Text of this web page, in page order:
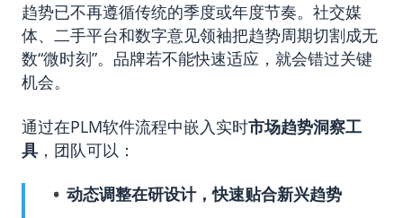
趋势已不再遵循传统的季度或年度节奏。社交媒
体、二手平台和数字意见领袖把趋势周期切割成无
数“微时刻”。品牌若不能快速适应，就会错过关键
机会。
通过在PLM软件流程中嵌入实时市场趋势洞察工
具 ，团队可以：
动态调整在研设计，快速贴合新兴趋势